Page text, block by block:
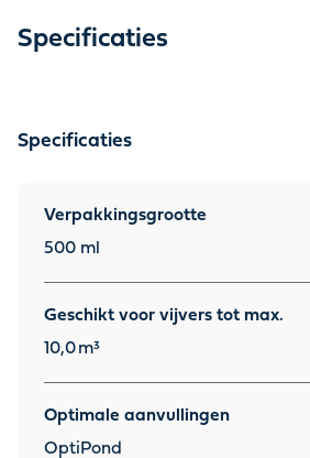
Specificaties
Specificaties
Verpakkingsgrootte
500 ml
Geschikt voor vijvers tot max.
10,0 m³
Optimale aanvullingen
OptiPond